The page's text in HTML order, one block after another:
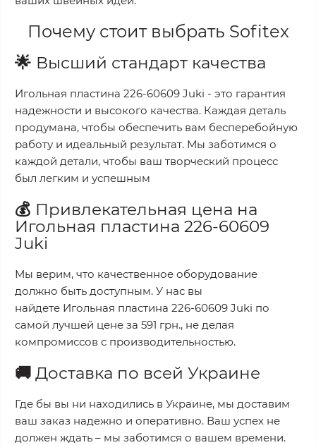
Почему стоит выбрать Sofitex
🌟 Высший стандарт качества
Игольная пластина 226-60609 Juki - это гарантия
надежности и высокого качества. Каждая деталь
продумана, чтобы обеспечить вам бесперебойную
работу и идеальный результат. Мы заботимся о
каждой детали, чтобы ваш творческий процесс
был легким и успешным
💰 Привлекательная цена на
Игольная пластина 226-60609
Juki
Мы верим, что качественное оборудование
должно быть доступным. У нас вы
найдете Игольная пластина 226-60609 Juki по
самой лучшей цене за 591 грн., не делая
компромиссов с производительностью.
🚚 Доставка по всей Украине
Где бы вы ни находились в Украине, мы доставим
ваш заказ надежно и оперативно. Ваш успех не
должен ждать – мы заботимся о вашем времени.